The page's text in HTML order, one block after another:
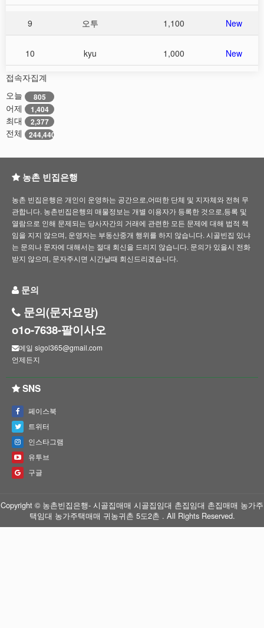
9 오투 1,100 New
10 kyu 1,000 New
접속자집계
오늘
805
어제 1,404
최대 2,377
전체 244,440
농촌 빈집은행
농촌 빈집은행은 개인이 운영하는 공간으로,어떠한 단체 및 지자체와 전혀 무
관합니다. 농촌빈집은행의 매물정보는 개별 이용자가 등록한 것으로,등록 및
열람으로 인해 문제되는 당사자간의 거래에 관련한 모든 문제에 대해 법적 책
임을 지지 않으며, 운영자는 부동산중개 행위를 하지 않습니다. 시골빈집 있냐
는 문의나 문자에 대해서는 절대 회신을 드리지 않습니다. 문의가 있을시 전화
받지 않으며, 문자주시면 시간날때 회신드리겠습니다.
문의
문의(문자요망)
o1o-7638-팔이사오
메일 sigol365@gmail.com
언제든지
SNS
페이스북
트위터
인스타그램
유투브
구글
Copyright © 농촌빈집은행- 시골집매매 시골집임대 촌집임대 촌집매매 농가주
택임대 농가주택매매 귀농귀촌 5도2촌 . All Rights Reserved.